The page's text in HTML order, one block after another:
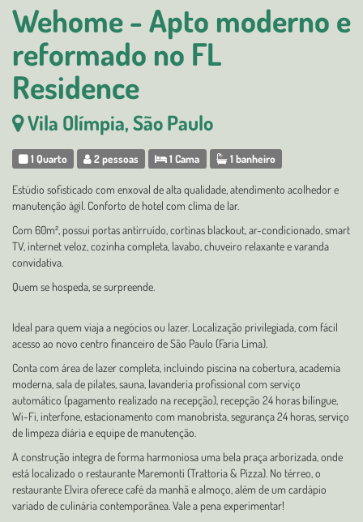
Wehome - Apto moderno e
reformado no FL
Residence
Vila Olímpia, São Paulo
1 Quarto 2 pessoas 1 Cama 1 banheiro
Estúdio sofisticado com enxoval de alta qualidade, atendimento acolhedor e
manutenção ágil. Conforto de hotel com clima de lar.
Com 60m², possui portas antirruído, cortinas blackout, ar-condicionado, smart
TV, internet veloz, cozinha completa, lavabo, chuveiro relaxante e varanda
convidativa.
Quem se hospeda, se surpreende.
Ideal para quem viaja a negócios ou lazer. Localização privilegiada, com fácil
acesso ao novo centro financeiro de São Paulo (Faria Lima).
Conta com área de lazer completa, incluindo piscina na cobertura, academia
moderna, sala de pilates, sauna, lavanderia profissional com serviço
automático (pagamento realizado na recepção), recepção 24 horas bilíngue,
Wi-Fi, interfone, estacionamento com manobrista, segurança 24 horas, serviço
de limpeza diária e equipe de manutenção.
A construção integra de forma harmoniosa uma bela praça arborizada, onde
está localizado o restaurante Maremonti (Trattoria & Pizza). No térreo, o
restaurante Elvira oferece café da manhã e almoço, além de um cardápio
variado de culinária contemporânea. Vale a pena experimentar!